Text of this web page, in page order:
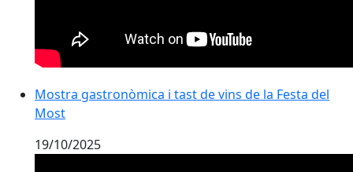
Mostra gastronòmica i tast de vins de la Festa del
Most
19/10/2025